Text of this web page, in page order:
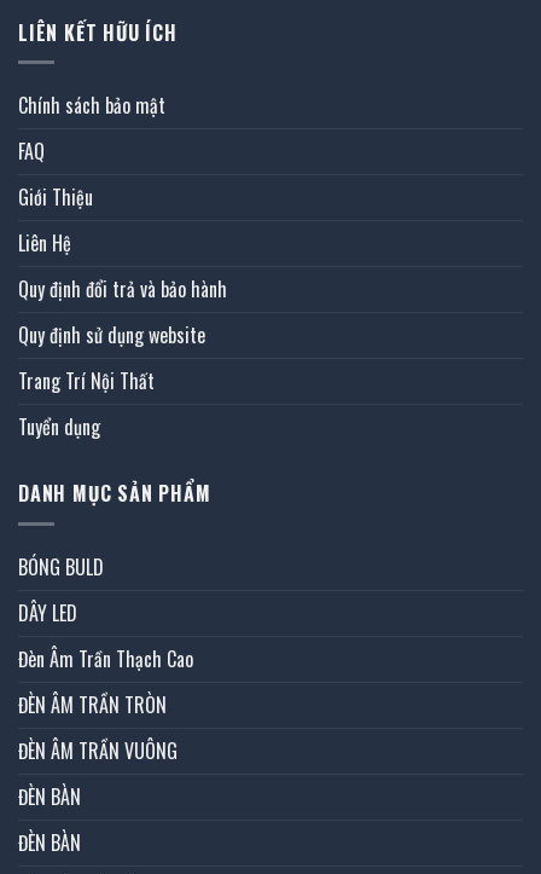
LIÊN KẾT HỮU ÍCH
Chính sách bảo mật
FAQ
Giới Thiệu
Liên Hệ
Quy định đổi trả và bảo hành
Quy định sử dụng website
Trang Trí Nội Thất
Tuyển dụng
DANH MỤC SẢN PHẨM
BÓNG BULD
DÂY LED
Đèn Âm Trần Thạch Cao
ĐÈN ÂM TRẦN TRÒN
ĐÈN ÂM TRẦN VUÔNG
ĐÈN BÀN
ĐÈN BÀN